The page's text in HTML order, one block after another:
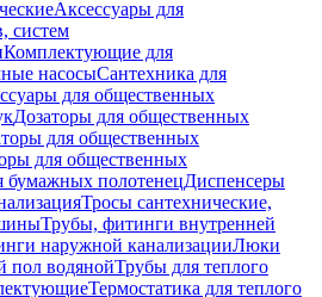
Аксессуары для
систем
Комплектующие для
насосыСантехника для
для общественных
Дозаторы для общественных
для общественных
для общественных
бумажных полотенецДиспенсеры
Тросы сантехнические,
Трубы, фитинги внутренней
наружной канализацииЛюки
пол водянойТрубы для теплого
Термостатика для теплого